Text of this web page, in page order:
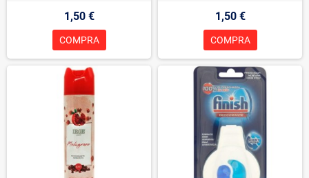
1,50 €
COMPRA
1,50 €
COMPRA